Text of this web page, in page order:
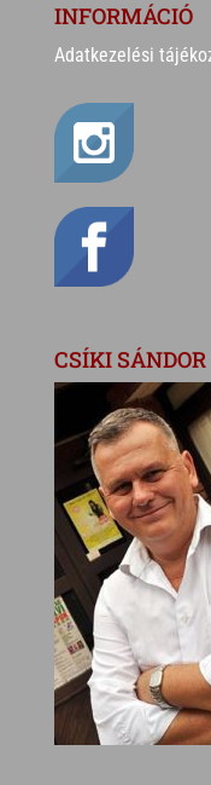
INFORMÁCIÓ
Adatkezelési
CSÍKI SÁNDOR